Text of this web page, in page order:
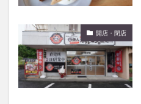
開店・閉店